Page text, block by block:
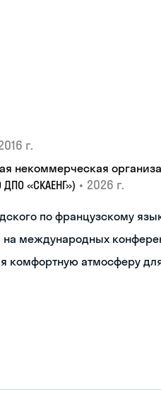
г.
некоммерческая
«СКАЕНГ») • 2026 г.
по французскому
международных
комфортную атмосферу